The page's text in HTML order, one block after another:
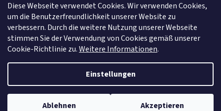
Diese Webseite verwendet Cookies. Wir verwenden Cookies,
um die Benutzerfreundlichkeit unserer Website zu
verbessern. Durch die weitere Nutzung unserer Webseite
stimmen Sie der Verwendung von Cookies gemäß unserer
Cookie-Richtlinie zu.Weitere Informationen.
Einstellungen
Ablehnen Akzeptieren
Copyright 2026E-shop AQUAZORBING.DE. Alle Rechte vorbehalten.
Cookie-Einstellungen ändern